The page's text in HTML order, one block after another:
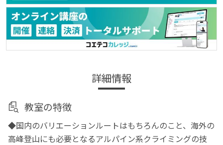
詳細情報
教室の特徴
◆国内のバリエーションルートはもちろんのこと、海外の
高峰登山にも必要となるアルパイン系クライミングの技